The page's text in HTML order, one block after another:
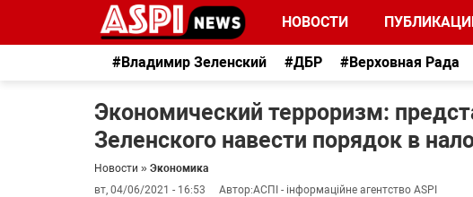
НОВОСТИ
#Владимир Зеленский #ДБР #Верховная Рада
Экономический терроризм:
Зеленского навести порядок в
Новости » Экономика
вт, 04/06/2021 - 16:53
Автор:АСПІ - інформаційне агентство ASPI